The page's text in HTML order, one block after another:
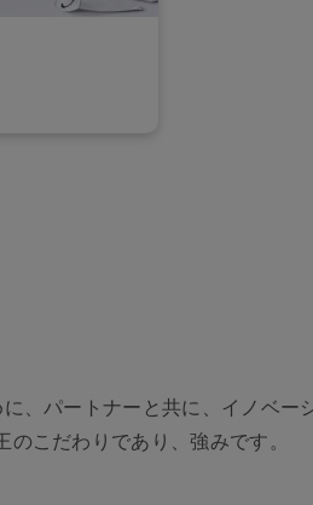
、パートナーと共に、イノベー
こだわりであり、強みです。